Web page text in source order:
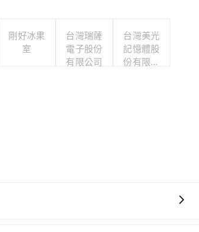
剛好冰果
室
台灣瑞薩
電子股份
有限公司
台灣美光
記憶體股
份有限公